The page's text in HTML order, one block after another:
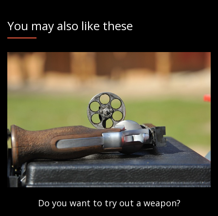
You may also like these
Do you want to try out a weapon?